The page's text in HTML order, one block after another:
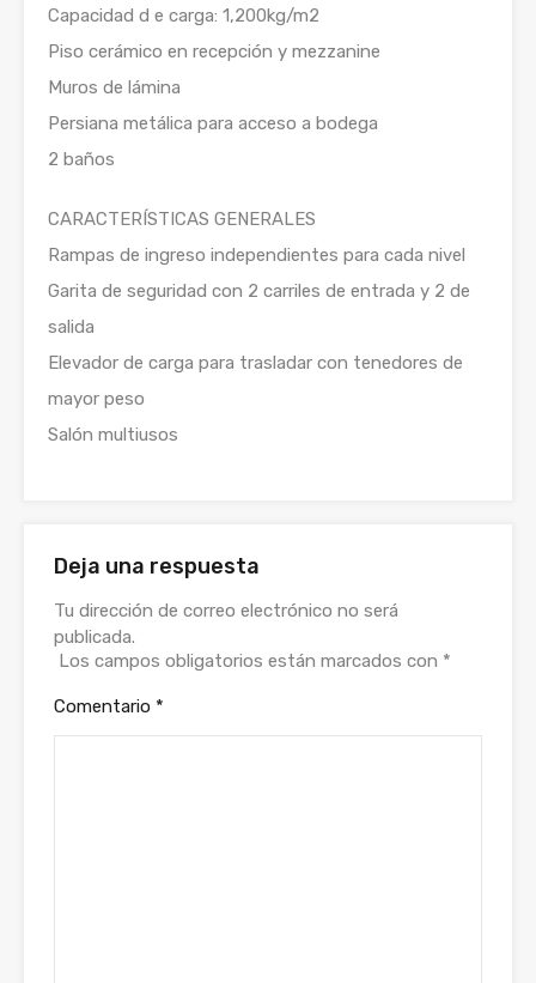
Capacidad d e carga: 1,200kg/m2
Piso cerámico en recepción y mezzanine
Muros de lámina
Persiana metálica para acceso a bodega
2 baños
CARACTERÍSTICAS GENERALES
Rampas de ingreso independientes para cada nivel
Garita de seguridad con 2 carriles de entrada y 2 de
salida
Elevador de carga para trasladar con tenedores de
mayor peso
Salón multiusos
Deja una respuesta
Tu dirección de correo electrónico no será
publicada.
Los campos obligatorios están marcados con *
Comentario *